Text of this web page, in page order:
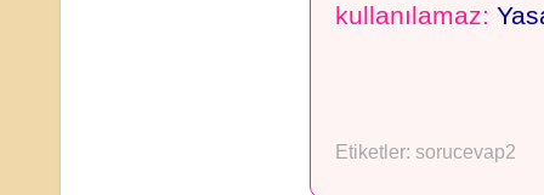
kullanılamaz:
Etiketler: sorucevap2